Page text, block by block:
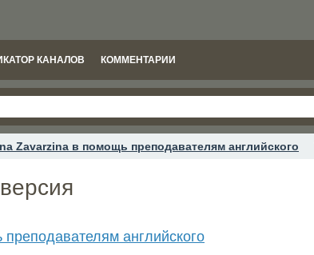
КАНАЛОВ КОММЕНТАРИИ
Zavarzina в помощь преподавателям английского
английского